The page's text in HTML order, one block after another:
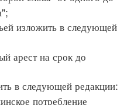
изложить в следующей
арест на срок до
в следующей редакции:
потребление